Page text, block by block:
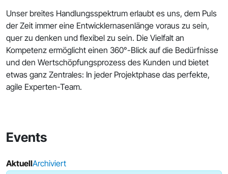
Unser breites Handlungsspektrum erlaubt es uns, dem Puls
der Zeit immer eine Entwicklernasenlänge voraus zu sein,
quer zu denken und flexibel zu sein. Die Vielfalt an
Kompetenz ermöglicht einen 360°-Blick auf die Bedürfnisse
und den Wertschöpfungsprozess des Kunden und bietet
etwas ganz Zentrales: In jeder Projektphase das perfekte,
agile Experten-Team.
Events
AktuellArchiviert